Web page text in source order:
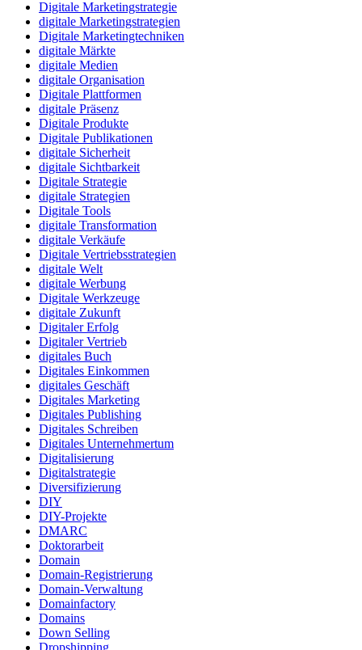
Digitale Marketingstrategie
digitale Marketingstrategien
Digitale Marketingtechniken
digitale Märkte
digitale Medien
digitale Organisation
Digitale Plattformen
digitale Präsenz
Digitale Produkte
Digitale Publikationen
digitale Sicherheit
digitale Sichtbarkeit
Digitale Strategie
digitale Strategien
Digitale Tools
digitale Transformation
digitale Verkäufe
Digitale Vertriebsstrategien
digitale Welt
digitale Werbung
Digitale Werkzeuge
digitale Zukunft
Digitaler Erfolg
Digitaler Vertrieb
digitales Buch
Digitales Einkommen
digitales Geschäft
Digitales Marketing
Digitales Publishing
Digitales Schreiben
Digitales Unternehmertum
Digitalisierung
Digitalstrategie
Diversifizierung
DIY
DIY-Projekte
DMARC
Doktorarbeit
Domain
Domain-Registrierung
Domain-Verwaltung
Domainfactory
Domains
Down Selling
Dropshipping